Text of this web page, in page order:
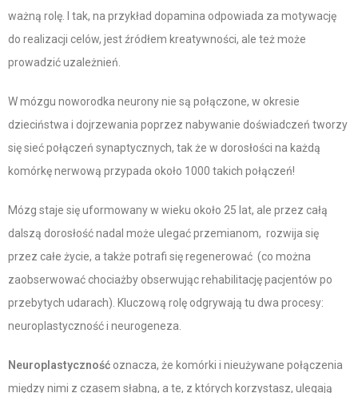
ważną rolę. I tak, na przykład dopamina odpowiada za motywację
do realizacji celów, jest źródłem kreatywności, ale też może
prowadzić uzależnień.
W mózgu noworodka neurony nie są połączone, w okresie
dzieciństwa i dojrzewania poprzez nabywanie doświadczeń tworzy
się sieć połączeń synaptycznych, tak że w dorosłości na każdą
komórkę nerwową przypada około 1000 takich połączeń!
Mózg staje się uformowany w wieku około 25 lat, ale przez całą
dalszą dorosłość nadal może ulegać przemianom, rozwija się
przez całe życie, a także potrafi się regenerować (co można
zaobserwować chociażby obserwując rehabilitację pacjentów po
przebytych udarach). Kluczową rolę odgrywają tu dwa procesy:
neuroplastyczność i neurogeneza.
Neuroplastyczność oznacza, że komórki i nieużywane połączenia
między nimi z czasem słabną, a te, z których korzystasz, ulegają